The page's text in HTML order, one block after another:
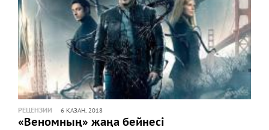
РЕЦЕНЗИИ 6 ҚАЗАН, 2018
«Веномның» жаңа бейнесі